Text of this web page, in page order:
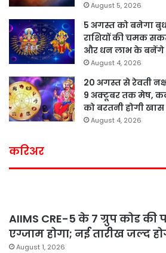
August 5, 2026
5 अगस्त को बनेगा
राशियों की चमक
और धन लाभ के बनेंगे
August 4, 2026
20 अगस्त से रेवती
9 अक्टूबर तक मेष,
को बरतनी होगी खास
August 4, 2026
करिअर
AIIMS CRE-5 के 7 ग्रुप कोड की
एग्जाम होगा; नई तारीख जल्द
August 1, 2026